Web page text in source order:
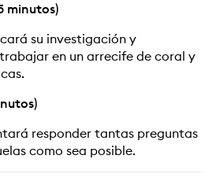
minutos)
su investigación y
en un arrecife de coral y
responder tantas preguntas
como sea posible.